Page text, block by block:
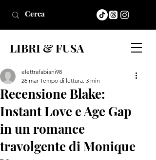
LIBRI & FUSA
Recensione Blake:
Instant Love e Age Gap
in un romance
travolgente di Monique
elettrafabiani98
26 mar Tempo di lettura: 3 min